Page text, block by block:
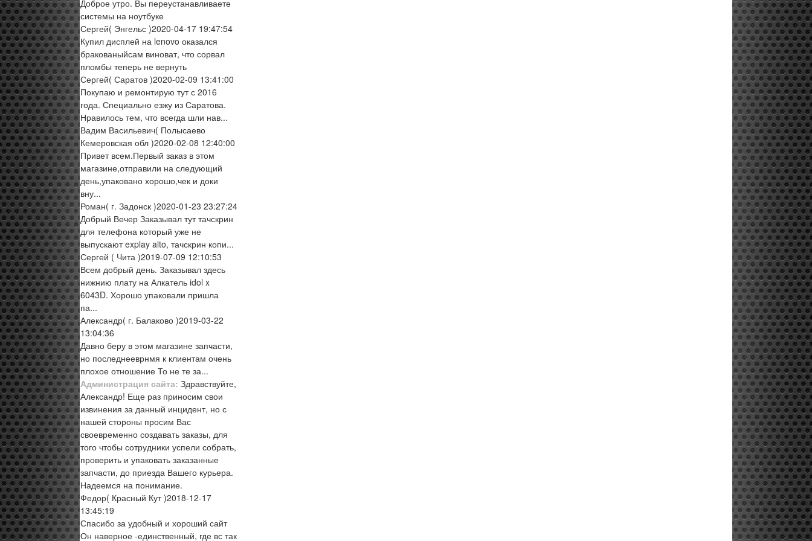
Доброе утро. Вы переустанавливаете
системы на ноутбуке
Сергей( Энгельс )2020-04-17 19:47:54
Купил дисплей на lenovo оказался
бракованыйсам виноват, что сорвал
пломбы теперь не вернуть
Сергей( Саратов )2020-02-09 13:41:00
Покупаю и ремонтирую тут с 2016
года. Специально езжу из Саратова.
Нравилось тем, что всегда шли нав...
Вадим Васильевич( Полысаево
Кемеровская обл )2020-02-08 12:40:00
Привет всем.Первый заказ в этом
магазине,отправили на следующий
день,упаковано хорошо,чек и доки
вну...
Роман( г. Задонск )2020-01-23 23:27:24
Добрый Вечер Заказывал тут тачскрин
для телефона который уже не
выпускают explay alto, тачскрин копи...
Сергей ( Чита )2019-07-09 12:10:53
Всем добрый день. Заказывал здесь
нижнию плату на Алкатель idol x
6043D. Хорошо упаковали пришла
па...
Александр( г. Балаково )2019-03-22
13:04:36
Давно беру в этом магазине запчасти,
но последнееврнмя к клиентам очень
плохое отношение То не те за...
Администрация сайта: Здравствуйте,
Александр! Еще раз приносим свои
извинения за данный инцидент, но с
нашей стороны просим Вас
своевременно создавать заказы, для
того чтобы сотрудники успели собрать,
проверить и упаковать заказанные
запчасти, до приезда Вашего курьера.
Надеемся на понимание.
Федор( Красный Кут )2018-12-17
13:45:19
Спасибо за удобный и хороший сайт
Он наверное -единственный, где вс так